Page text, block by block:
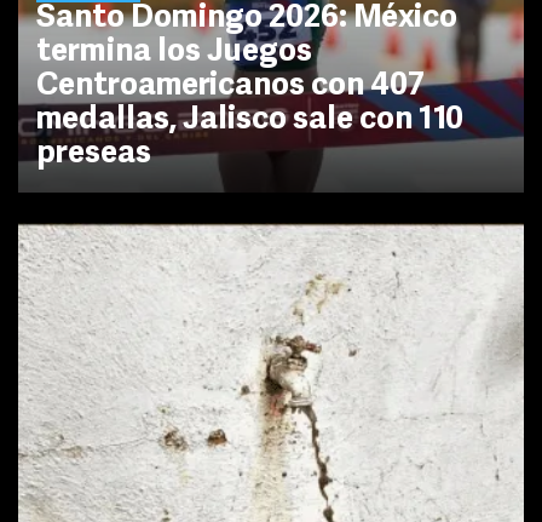
Santo Domingo 2026: México
termina los Juegos
Centroamericanos con 407
medallas, Jalisco sale con 110
preseas